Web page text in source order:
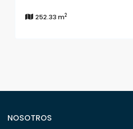
252.33 m2
NOSOTROS